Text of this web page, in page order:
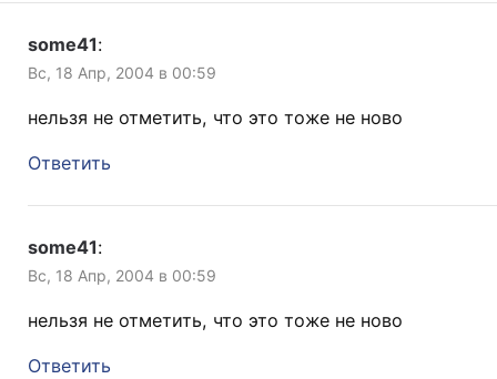
some41:
Вс, 18 Апр, 2004 в 00:59
нельзя не отметить, что это тоже не ново
Ответить
some41:
Вс, 18 Апр, 2004 в 00:59
нельзя не отметить, что это тоже не ново
Ответить